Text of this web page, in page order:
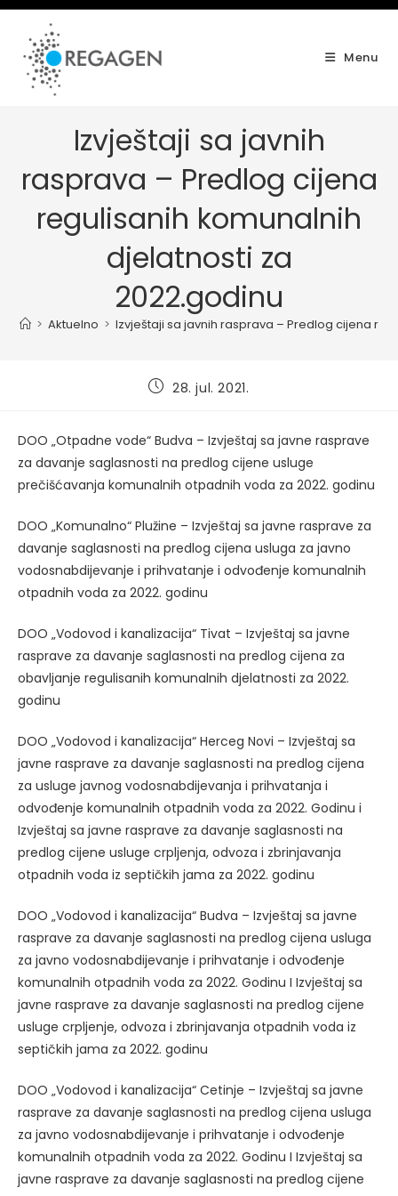
Skip
content
Menu
Izvještaji sa javnih
rasprava – Predlog cijena
regulisanih komunalnih
djelatnosti za
2022.godinu
> Aktuelno > Izvještaji sa javnih rasprava – Predlog cijena
Post28. jul. 2021.
DOO „Otpadne vode“ Budva – Izvještaj sa javne rasprave
za davanje saglasnosti na predlog cijene usluge
prečišćavanja komunalnih otpadnih voda za 2022. godinu
DOO „Komunalno“ Plužine – Izvještaj sa javne rasprave za
davanje saglasnosti na predlog cijena usluga za javno
vodosnabdijevanje i prihvatanje i odvođenje komunalnih
otpadnih voda za 2022. godinu
DOO „Vodovod i kanalizacija“ Tivat – Izvještaj sa javne
rasprave za davanje saglasnosti na predlog cijena za
obavljanje regulisanih komunalnih djelatnosti za 2022.
godinu
DOO „Vodovod i kanalizacija“ Herceg Novi – Izvještaj sa
javne rasprave za davanje saglasnosti na predlog cijena
za usluge javnog vodosnabdijevanja i prihvatanja i
odvođenje komunalnih otpadnih voda za 2022. Godinu i
Izvještaj sa javne rasprave za davanje saglasnosti na
predlog cijene usluge crpljenja, odvoza i zbrinjavanja
otpadnih voda iz septičkih jama za 2022. godinu
DOO „Vodovod i kanalizacija“ Budva – Izvještaj sa javne
rasprave za davanje saglasnosti na predlog cijena usluga
za javno vodosnabdijevanje i prihvatanje i odvođenje
komunalnih otpadnih voda za 2022. Godinu I Izvještaj sa
javne rasprave za davanje saglasnosti na predlog cijene
usluge crpljenje, odvoza i zbrinjavanja otpadnih voda iz
septičkih jama za 2022. godinu
DOO „Vodovod i kanalizacija“ Cetinje – Izvještaj sa javne
rasprave za davanje saglasnosti na predlog cijena usluga
za javno vodosnabdijevanje i prihvatanje i odvođenje
komunalnih otpadnih voda za 2022. Godinu I Izvještaj sa
javne rasprave za davanje saglasnosti na predlog cijene